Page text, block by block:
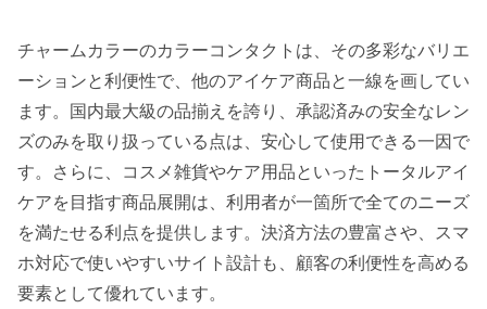
チャームカラーのカラーコンタクトは、その多彩なバリエ
ーションと利便性で、他のアイケア商品と一線を画してい
ます。国内最大級の品揃えを誇り、承認済みの安全なレン
ズのみを取り扱っている点は、安心して使用できる一因で
す。さらに、コスメ雑貨やケア用品といったトータルアイ
ケアを目指す商品展開は、利用者が一箇所で全てのニーズ
を満たせる利点を提供します。決済方法の豊富さや、スマ
ホ対応で使いやすいサイト設計も、顧客の利便性を高める
要素として優れています。